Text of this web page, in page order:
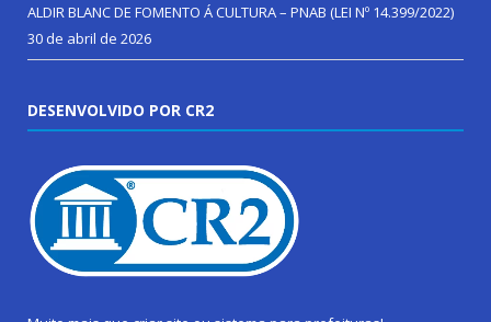
ALDIR BLANC DE FOMENTO Á CULTURA – PNAB (LEI Nº 14.399/2022)
30 de abril de 2026
DESENVOLVIDO POR CR2